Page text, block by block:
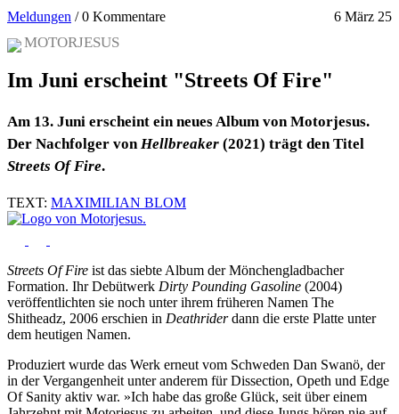
Meldungen 6 März 25
/0 Kommentare
MOTORJESUS
Im Juni erscheint "Streets Of Fire"
Am 13. Juni erscheint ein neues Album von Motorjesus.
Der Nachfolger vonHellbreaker (2021) trägt den Titel
Streets Of Fire.
TEXT: MAXIMILIAN BLOM
Streets Of Fire ist das siebte Album der Mönchengladbacher
Formation. Ihr Debütwerk Dirty Pounding Gasoline (2004)
veröffentlichten sie noch unter ihrem früheren Namen The
Shitheadz, 2006 erschien in Deathriderdann die erste Platte unter
dem heutigen Namen.
Produziert wurde das Werk erneut vom Schweden Dan Swanö, der
in der Vergangenheit unter anderem für Dissection, Opeth und Edge
Of Sanity aktiv war. »Ich habe das große Glück, seit über einem